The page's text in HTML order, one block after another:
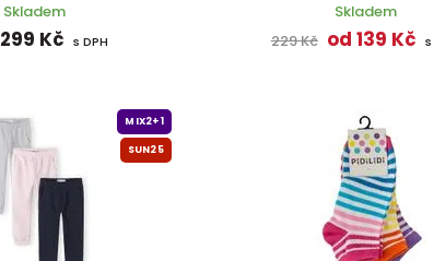
Skladem
Kč s DPH
Skladem
229 Kč od 139 Kč s
MIX2+1
SUN25